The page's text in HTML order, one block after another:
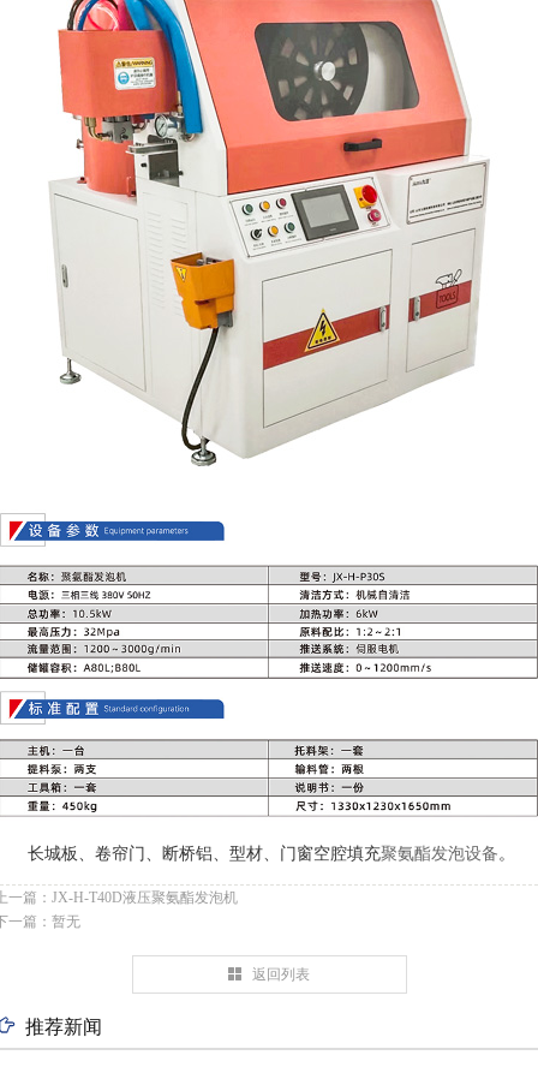
长城板、卷帘门、断桥铝、型材、门窗空腔填充聚氨酯发泡设备。
一篇：JX-H-T40D液压聚氨酯发泡机
一篇：暂无
返回列表
推荐新闻